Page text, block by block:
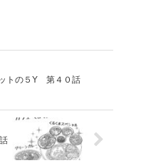
トの５Y 第４０話